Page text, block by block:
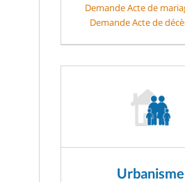
Demande Acte de
Demande Acte de
Urbanisme